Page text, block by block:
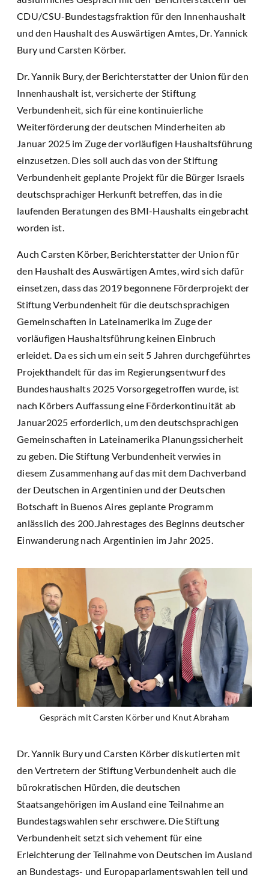
CDU/CSU-Bundestagsfraktion für den Innenhaushalt
und den Haushalt des Auswärtigen Amtes, Dr. Yannick
Bury und Carsten Körber.
Dr. Yannik Bury, der Berichterstatter der Union für den
Innenhaushalt ist, versicherte der Stiftung
Verbundenheit, sich für eine kontinuierliche
Weiterförderung der deutschen Minderheiten ab
Januar 2025 im Zuge der vorläufigen Haushaltsführung
einzusetzen. Dies soll auch das von der Stiftung
Verbundenheit geplante Projekt für die Bürger Israels
deutschsprachiger Herkunft betreffen, das in die
laufenden Beratungen des BMI-Haushalts eingebracht
worden ist.
Auch Carsten Körber, Berichterstatter der Union für
den Haushalt des Auswärtigen Amtes, wird sich dafür
einsetzen, dass das 2019 begonnene Förderprojekt der
Stiftung Verbundenheit für die deutschsprachigen
Gemeinschaften in Lateinamerika im Zuge der
vorläufigen Haushaltsführung keinen Einbruch
erleidet. Da es sich um ein seit 5 Jahren durchgeführtes
Projekthandelt für das im Regierungsentwurf des
Bundeshaushalts 2025 Vorsorgegetroffen wurde, ist
nach Körbers Auffassung eine Förderkontinuität ab
Januar2025 erforderlich, um den deutschsprachigen
Gemeinschaften in Lateinamerika Planungssicherheit
zu geben. Die Stiftung Verbundenheit verwies in
diesem Zusammenhang auf das mit dem Dachverband
der Deutschen in Argentinien und der Deutschen
Botschaft in Buenos Aires geplante Programm
anlässlich des 200.Jahrestages des Beginns deutscher
Einwanderung nach Argentinien im Jahr 2025.
Gespräch mit Carsten Körber und Knut Abraham
Dr. Yannik Bury und Carsten Körber diskutierten mit
den Vertretern der Stiftung Verbundenheit auch die
bürokratischen Hürden, die deutschen
Staatsangehörigen im Ausland eine Teilnahme an
Bundestagswahlen sehr erschwere. Die Stiftung
Verbundenheit setzt sich vehement für eine
Erleichterung der Teilnahme von Deutschen im Ausland
an Bundestags- und Europaparlamentswahlen teil und